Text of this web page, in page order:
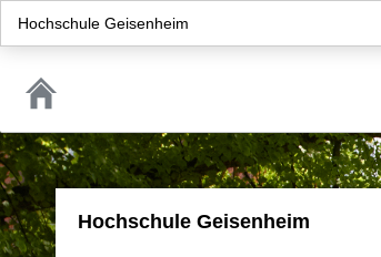
Hochschule Geisenheim
Hochschule Geisenheim